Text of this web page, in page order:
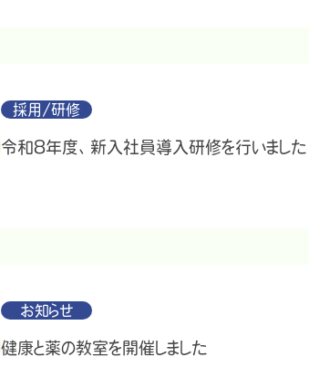
採用/研修
令和8年度、新入社員導入研修を行いました
お知らせ
健康と薬の教室を開催しました